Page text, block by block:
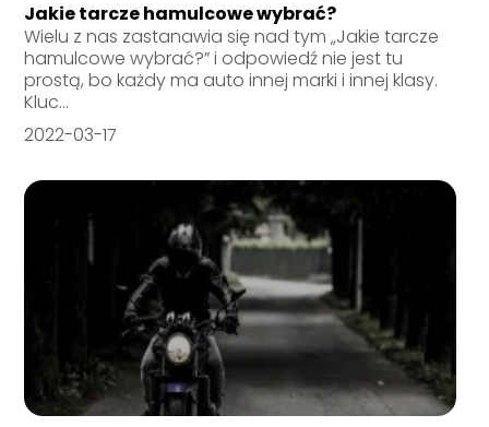
Jakie tarcze hamulcowe wybrać?
Wielu z nas zastanawia się nad tym „Jakie tarcze
hamulcowe wybrać?” i odpowiedź nie jest tu
prostą, bo każdy ma auto innej marki i innej klasy.
Kluc...
2022-03-17